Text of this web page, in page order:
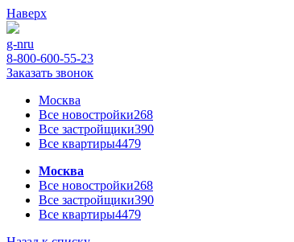
Наверх
g-nru
8-800-600-55-23
Заказать звонок
Москва
Все новостройки268
Все застройщики390
Все квартиры4479
Москва
Все новостройки268
Все застройщики390
Все квартиры4479